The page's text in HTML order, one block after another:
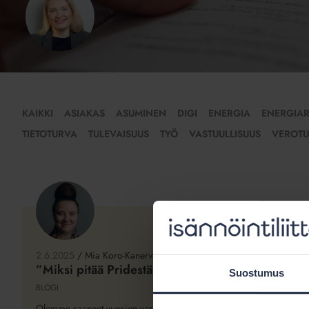
Suostumus
KAIKKI ASIAKAS ASUMINEN DIGI ENERGIA
TIETOTURVA
TULEVAISUUS TYÖ VASTUULLISUUS
”Miksi
pitää
Pridestä
huudella?”
2.6.2025 / Mia Koro-Kanerva
”Miksi pitää Pridestä huudella?”
BLOGI